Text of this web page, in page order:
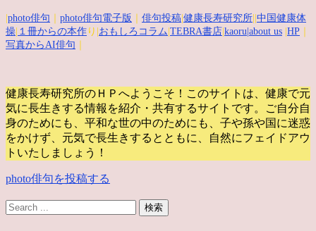
photo俳句 photo俳句電子版 俳句投稿 健康長寿研究所 中国健康体
操 １冊からの本作 り| おもしろコラム TEBRA書店 kaoru |about us HP
写真からAI俳句
健康長寿研究所のＨＰへようこそ！このサイトは、健康で元
気に長生きする情報を紹介・共有するサイトです。
ご自分自
身のためにも、平和な世の中のためにも、子や孫や国に迷惑
をかけず、元気で長生きするとともに、自然にフェイドアウ
トいたしましょう！
photo俳句を投稿する